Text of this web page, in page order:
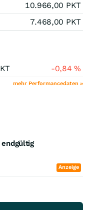
10.966,00 PKT
7.468,00 PKT
-0,84%
mehr Performancedaten »
Anzeige